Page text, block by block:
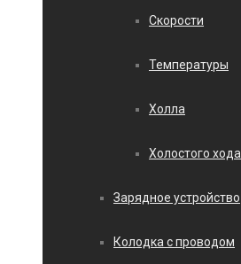
Скорости
Температуры
Холла
Холостого хода
Зарядное устройство
Колодка с проводом